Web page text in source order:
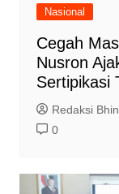
Nasional
Cegah
Nusron
Sertipikasi
Redaksi
0